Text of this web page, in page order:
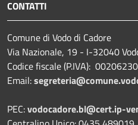
CONTATTI
Comune di Vodo di Cadore
Via Nazionale, 19 - I-32040
Codice fiscale (P.IVA):
Email:
PEC:vodocadore.bl@cert.ip-